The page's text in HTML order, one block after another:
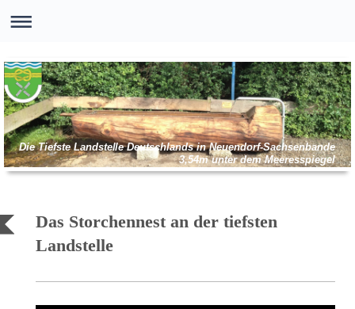
Die Tiefste Landstelle Deutschlands in Neuendorf-Sachsenbande
3,54m unter dem Meeresspiegel
Das Storchennest an der tiefsten
Landstelle